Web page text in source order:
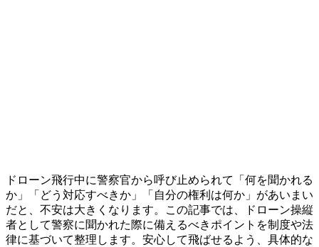
ドローン飛行中に警察官から呼び止められて「何を聞かれる
か」「どう対応すべきか」「自分の権利は何か」があいまい
だと、不安は大きくなります。この記事では、ドローン操縦
者として警察に聞かれた際に備えるべきポイントを制度や法
律に基づいて整理します。安心して飛ばせるよう、具体的な